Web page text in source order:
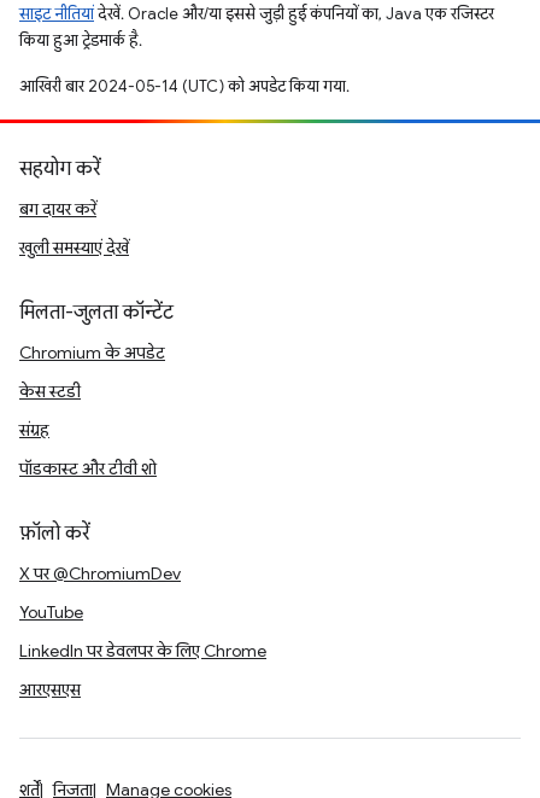
साइट नीतियांदेखें. Oracle और/या इससे जुड़ी हुई कंपनियों का, Java एक रजिस्टर
किया हुआ ट्रेडमार्क है.
आखिरी बार 2024-05-14 (UTC) को अपडेट किया गया.
सहयोग करें
बग दायर करें
खुली समस्याएं देखें
मिलता-जुलता कॉन्टेंट
Chromium के अपडेट
केस स्टडी
संग्रह
पॉडकास्ट और टीवी शो
फ़ॉलो करें
X पर @ChromiumDev
YouTube
LinkedIn पर डेवलपर के लिए Chrome
आरएसएस
शर्तें निजता Manage cookies